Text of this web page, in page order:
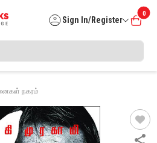
Sign In/Register
0
நகரம்